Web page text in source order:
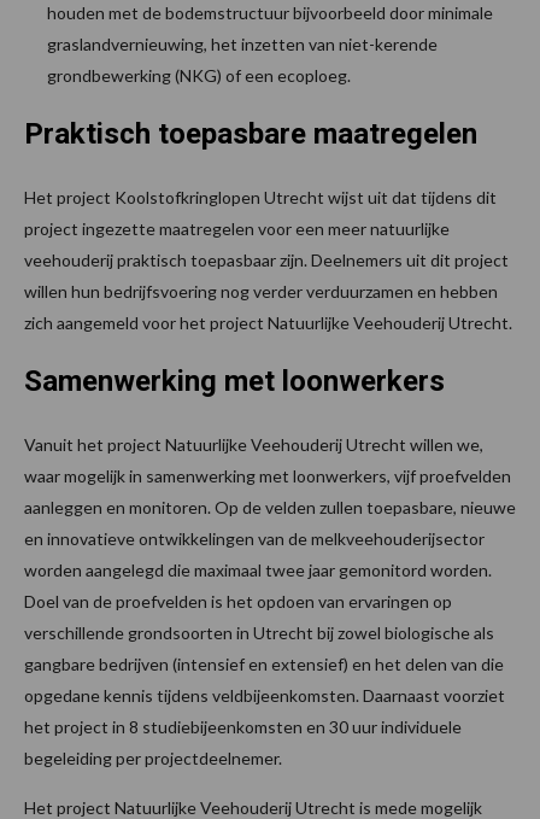
houden met de bodemstructuur bijvoorbeeld door minimale
graslandvernieuwing, het inzetten van niet-kerende
grondbewerking (NKG) of een ecoploeg.
Praktisch toepasbare maatregelen
Het project Koolstofkringlopen Utrecht wijst uit dat tijdens dit
project ingezette maatregelen voor een meer natuurlijke
veehouderij praktisch toepasbaar zijn. Deelnemers uit dit project
willen hun bedrijfsvoering nog verder verduurzamen en hebben
zich aangemeld voor het project Natuurlijke Veehouderij Utrecht.
Samenwerking met loonwerkers
Vanuit het project Natuurlijke Veehouderij Utrecht willen we,
waar mogelijk in samenwerking met loonwerkers, vijf proefvelden
aanleggen en monitoren. Op de velden zullen toepasbare, nieuwe
en innovatieve ontwikkelingen van de melkveehouderijsector
worden aangelegd die maximaal twee jaar gemonitord worden.
Doel van de proefvelden is het opdoen van ervaringen op
verschillende grondsoorten in Utrecht bij zowel biologische als
gangbare bedrijven (intensief en extensief) en het delen van die
opgedane kennis tijdens veldbijeenkomsten. Daarnaast voorziet
het project in 8 studiebijeenkomsten en 30 uur individuele
begeleiding per projectdeelnemer.
Het project Natuurlijke Veehouderij Utrecht is mede mogelijk